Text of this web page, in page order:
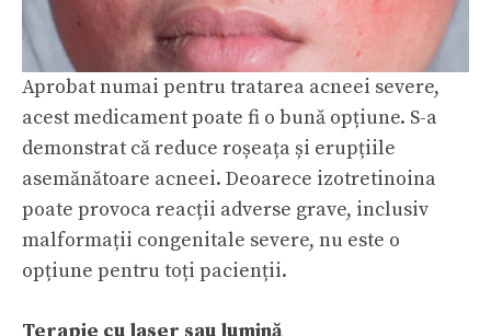
Aprobat numai pentru tratarea acneei severe,
acest medicament poate fi o bună opțiune. S-a
demonstrat că reduce roșeața și erupțiile
asemănătoare acneei. Deoarece izotretinoina
poate provoca reacții adverse grave, inclusiv
malformații congenitale severe, nu este o
opțiune pentru toți pacienții.